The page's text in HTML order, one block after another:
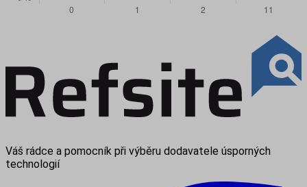
Váš rádce a pomocník při výběru dodavatele úsporných
technologií